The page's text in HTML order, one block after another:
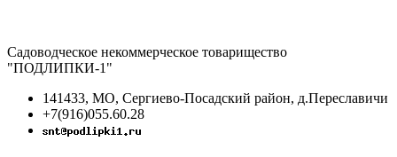
Садоводческое некоммерческое товарищество
"ПОДЛИПКИ-1"
141433, МО, Сергиево-Посадский район, д.Переславичи
+7(916)055.60.28